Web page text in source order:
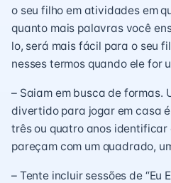
o seu filho em atividades em
quanto mais palavras você
lo, será mais fácil para o seu
nesses termos quando ele for
– Saiam em busca de formas.
divertido para jogar em casa
três ou quatro anos identificar
pareçam com um quadrado,
– Tente incluir sessões de “Eu